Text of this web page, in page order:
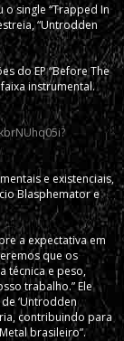
o single “Trapped In
“Untrodden
do EP “Before The
instrumental.
e existenciais,
Blasphemator e
a expectativa em
que os
técnica e peso,
trabalho.” Ele
‘Untrodden
contribuindo para
brasileiro”.